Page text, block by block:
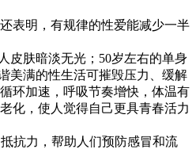
表明，有规律的性爱能减少一半
皮肤暗淡无光；50岁左右的单身
美满的性生活可摧毁压力、缓解
环加速，呼吸节奏增快，体温有
化，使人觉得自己更具青春活力
抗力，帮助人们预防感冒和流